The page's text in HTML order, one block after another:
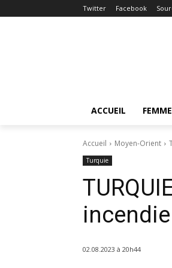
Twitter Facebook
ACCUEIL
Accueil Moyen-Orient
Turquie
02.08.2023 à 20h44